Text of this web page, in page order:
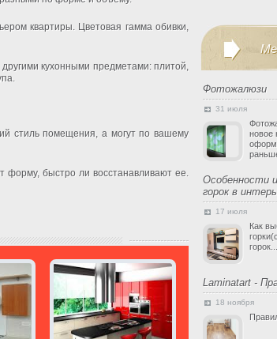
квартиры. Цветовая гамма обивки,
кухонными предметами: плитой,
стиль помещения, а могут по вашему
форму, быстро ли восстанавливают ее.
Фотожалюзи
31 июля
новое
Особенности
горок в
17 июля
Как
горок...
Laminatart -
18 ноября